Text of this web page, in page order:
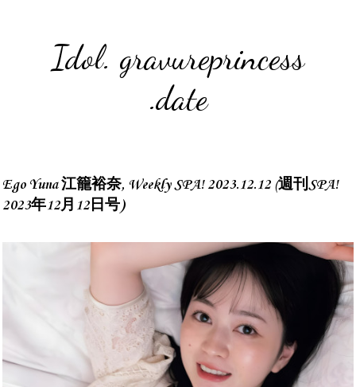
Idol. gravureprincess
.date
Ego Yuna 江籠裕奈, Weekly SPA! 2023.12.12 (週刊SPA!
2023年12月12日号)